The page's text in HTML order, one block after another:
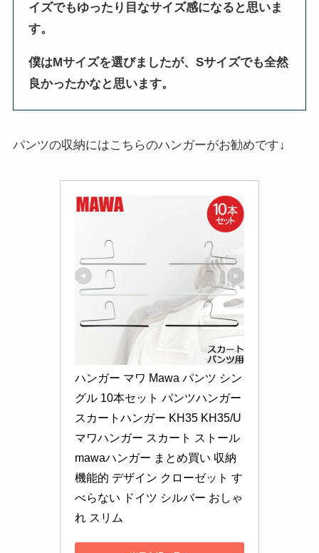
イズでもゆったり目なサイズ感になると思いま
す。
僕はMサイズを選びましたが、Sサイズでも全然
良かったかなと思います。
パンツの収納にはこちらのハンガーがお勧めです↓
ハンガー マワ Mawa パンツ シン
グル 10本セット パンツハンガー
スカートハンガー KH35 KH35/U
マワハンガー スカート ストール
mawaハンガー まとめ買い 収納
機能的 デザイン クローゼット す
べらない ドイツ シルバー おしゃ
れ スリム